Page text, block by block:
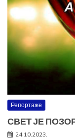
Репортаже
СВЕТ ЈЕ
24.10.2023.